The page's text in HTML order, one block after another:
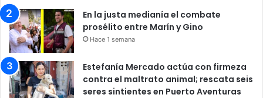
En la justa medianía el combate
prosélito entre Marín y Gino
Hace 1 semana
Estefanía Mercado actúa con firmeza
contra el maltrato animal; rescata seis
seres sintientes en Puerto Aventuras